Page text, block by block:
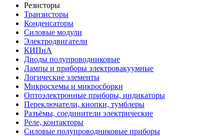
Резисторы
Транзисторы
Конденсаторы
Силовые модули
Электродвигатели
КИПиА
Диоды полупроводниковые
Лампы и приборы электровакуумные
Логические элементы
Микросхемы и микросборки
Оптоэлектронные приборы, индикаторы
Переключатели, кнопки, тумблеры
Разъёмы, соединители электрические
Реле, контакторы
Силовые полупроводниковые приборы